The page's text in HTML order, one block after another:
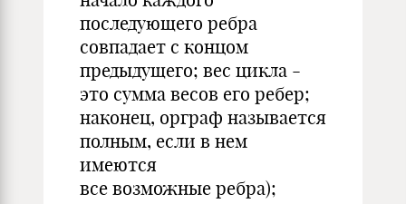
последующего ребра
совпадает с концом
предыдущего; вес цикла -
это сумма весов его ребер;
наконец, орграф называется
полным, если в нем
имеются
все возможные ребра);